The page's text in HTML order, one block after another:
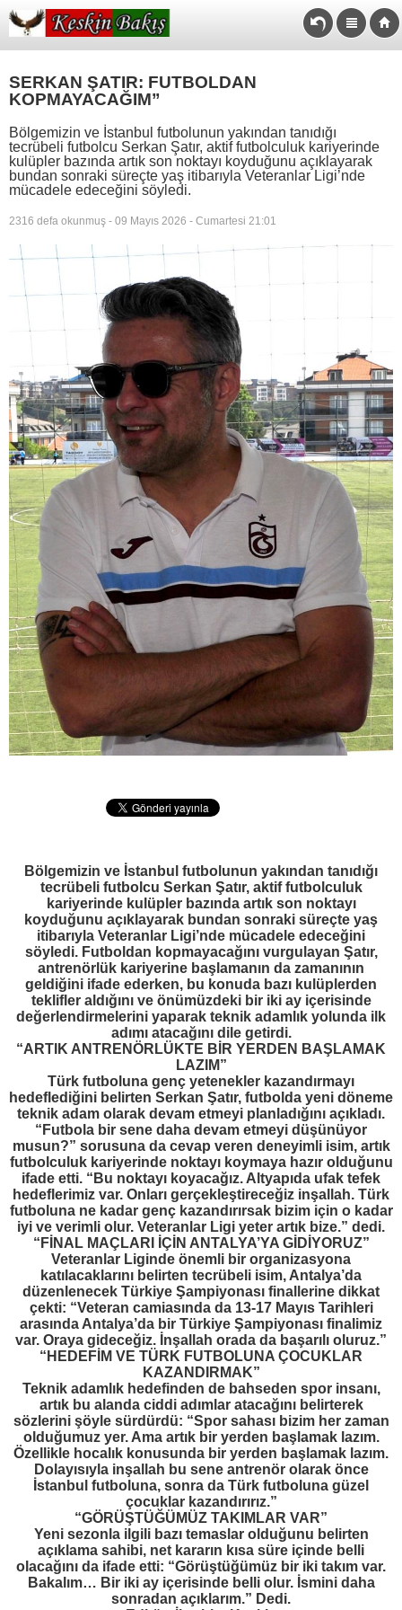
SERKAN ŞATIR: FUTBOLDAN
KOPMAYACAĞIM”
Bölgemizin ve İstanbul futbolunun yakından tanıdığı
tecrübeli futbolcu Serkan Şatır, aktif futbolculuk kariyerinde
kulüpler bazında artık son noktayı koyduğunu açıklayarak
bundan sonraki süreçte yaş itibarıyla Veteranlar Ligi’nde
mücadele edeceğini söyledi.
2316 defa okunmuş - 09 Mayıs 2026 - Cumartesi 21:01
Bölgemizin ve İstanbul futbolunun yakından tanıdığı
tecrübeli futbolcu Serkan Şatır, aktif futbolculuk
kariyerinde kulüpler bazında artık son noktayı
koyduğunu açıklayarak bundan sonraki süreçte yaş
itibarıyla Veteranlar Ligi’nde mücadele edeceğini
söyledi. Futboldan kopmayacağını vurgulayan Şatır,
antrenörlük kariyerine başlamanın da zamanının
geldiğini ifade ederken, bu konuda bazı kulüplerden
teklifler aldığını ve önümüzdeki bir iki ay içerisinde
değerlendirmelerini yaparak teknik adamlık yolunda ilk
adımı atacağını dile getirdi.
“ARTIK ANTRENÖRLÜKTE BİR YERDEN BAŞLAMAK
LAZIM”
Türk futboluna genç yetenekler kazandırmayı
hedeflediğini belirten Serkan Şatır, futbolda yeni döneme
teknik adam olarak devam etmeyi planladığını açıkladı.
“Futbola bir sene daha devam etmeyi düşünüyor
musun?” sorusuna da cevap veren deneyimli isim, artık
futbolculuk kariyerinde noktayı koymaya hazır olduğunu
ifade etti. “Bu noktayı koyacağız. Altyapıda ufak tefek
hedeflerimiz var. Onları gerçekleştireceğiz inşallah. Türk
futboluna ne kadar genç kazandırırsak bizim için o kadar
iyi ve verimli olur. Veteranlar Ligi yeter artık bize.” dedi.
“FİNAL MAÇLARI İÇİN ANTALYA’YA GİDİYORUZ”
Veteranlar Liginde önemli bir organizasyona
katılacaklarını belirten tecrübeli isim, Antalya’da
düzenlenecek Türkiye Şampiyonası finallerine dikkat
çekti: “Veteran camiasında da 13-17 Mayıs Tarihleri
arasında Antalya’da bir Türkiye Şampiyonası finalimiz
var. Oraya gideceğiz. İnşallah orada da başarılı oluruz.”
“HEDEFİM VE TÜRK FUTBOLUNA ÇOCUKLAR
KAZANDIRMAK”
Teknik adamlık hedefinden de bahseden spor insanı,
artık bu alanda ciddi adımlar atacağını belirterek
sözlerini şöyle sürdürdü: “Spor sahası bizim her zaman
olduğumuz yer. Ama artık bir yerden başlamak lazım.
Özellikle hocalık konusunda bir yerden başlamak lazım.
Dolayısıyla inşallah bu sene antrenör olarak önce
İstanbul futboluna, sonra da Türk futboluna güzel
çocuklar kazandırırız.”
“GÖRÜŞTÜĞÜMÜZ TAKIMLAR VAR”
Yeni sezonla ilgili bazı temaslar olduğunu belirten
açıklama sahibi, net kararın kısa süre içinde belli
olacağını da ifade etti: “Görüştüğümüz bir iki takım var.
Bakalım… Bir iki ay içerisinde belli olur. İsmini daha
sonradan açıklarım.” Dedi.